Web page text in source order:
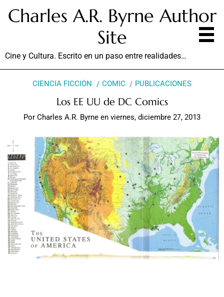
Charles A.R. Byrne Author
Site
Cine y Cultura. Escrito en un paso entre realidades…
CIENCIA FICCIÓN COMIC PUBLICACIONES
Los EE UU de DC Comics
Por Charles A.R. Byrne en viernes, diciembre 27, 2013